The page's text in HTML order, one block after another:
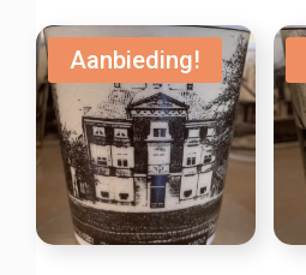
Aanbieding!